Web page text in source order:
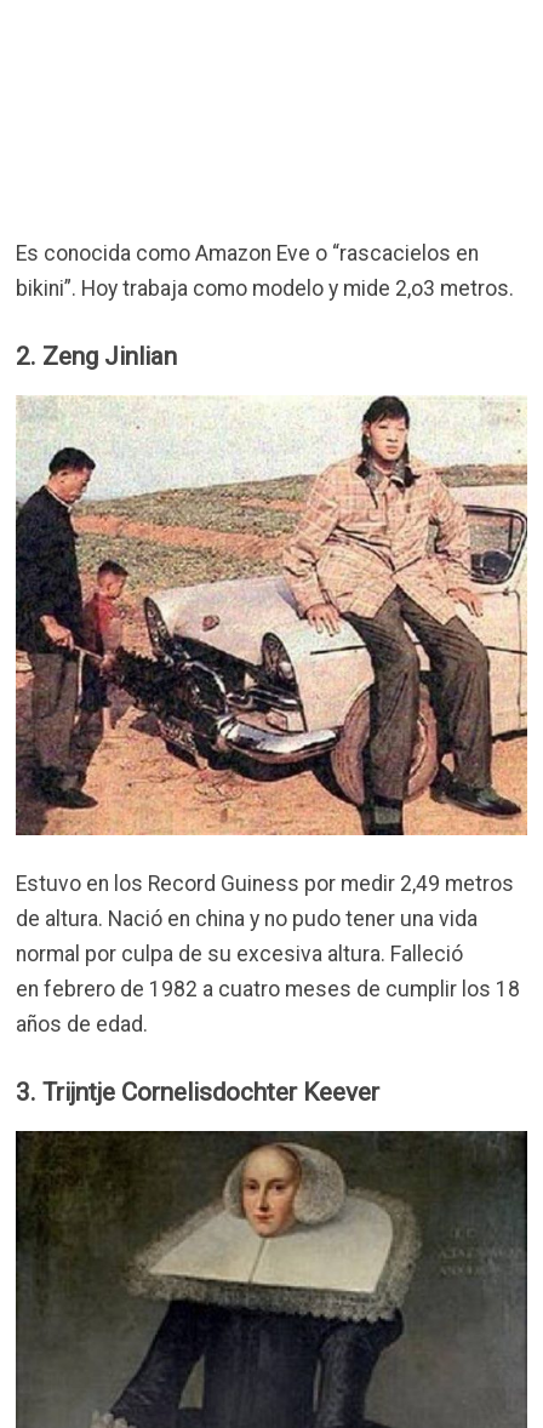
Es conocida como Amazon Eve o “rascacielos en
bikini”. Hoy trabaja como modelo y mide 2,o3 metros.
2. Zeng Jinlian
Estuvo en los Record Guiness por medir 2,49 metros
de altura. Nació en china y no pudo tener una vida
normal por culpa de su excesiva altura. Falleció
en febrero de 1982 a cuatro meses de cumplir los 18
años de edad.
3. Trijntje Cornelisdochter Keever